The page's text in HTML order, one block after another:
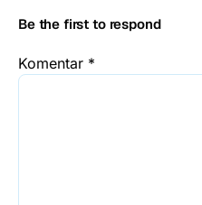
Be the first to respond
Komentar *